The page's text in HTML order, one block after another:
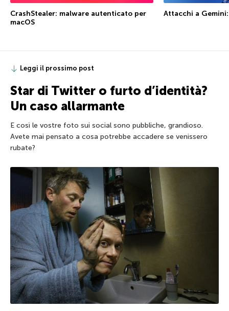
CrashStealer: malware autenticato per
macOS
Attacchi a
Leggi il prossimo post
Star di Twitter o furto d’identità?
Un caso allarmante
E così le vostre foto sui social sono pubbliche, grandioso.
Avete mai pensato a cosa potrebbe accadere se venissero
rubate?